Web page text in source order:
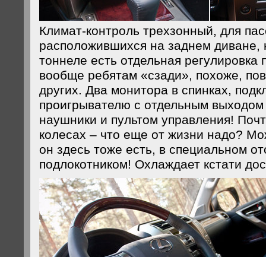
Климат-контроль трехзонный, для
расположившихся на заднем диване,
тоннеле есть отдельная регулировка
вообще ребятам «сзади», похоже,
других. Два монитора в спинках,
проигрывателю с отдельным
наушники и пультом управления!
колесах – что еще от жизни надо?
он здесь тоже есть, в специальном
подлокотником! Охлаждает кстати